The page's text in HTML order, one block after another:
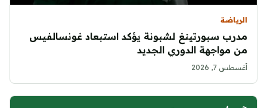
الرياضة
مدرب سبورتينغ لشبونة يؤكد استبعاد غونسالفيس
من مواجهة الدوري الجديد
أغسطس 7, 2026